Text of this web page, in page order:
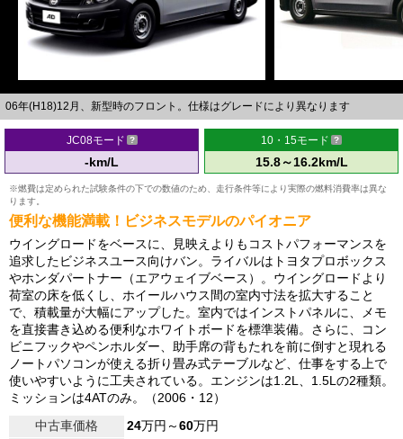
06年(H18)12月、新型時のフロント。仕様はグレードにより異なります
JC08モード
-km/L
10・15モード
15.8～16.2km/L
※燃費は定められた試験条件の下での数値のため、走行条件等により実際の燃料消費率は異な
ります。
便利な機能満載！ビジネスモデルのパイオニア
ウイングロードをベースに、見映えよりもコストパフォーマンスを
追求したビジネスユース向けバン。ライバルはトヨタプロボックス
やホンダパートナー（エアウェイブベース）。ウイングロードより
荷室の床を低くし、ホイールハウス間の室内寸法を拡大すること
で、積載量が大幅にアップした。室内ではインストパネルに、メモ
を直接書き込める便利なホワイトボードを標準装備。さらに、コン
ビニフックやペンホルダー、助手席の背もたれを前に倒すと現れる
ノートパソコンが使える折り畳み式テーブルなど、仕事をする上で
使いやすいように工夫されている。エンジンは1.2L、1.5Lの2種類。
ミッションは4ATのみ。（2006・12）
中古車価格
24万円～60万円